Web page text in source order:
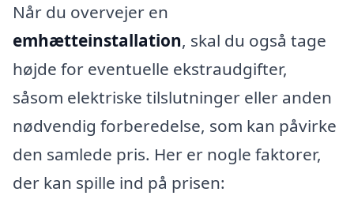
Når du overvejer en
emhætteinstallation, skal du også tage
højde for eventuelle ekstraudgifter,
såsom elektriske tilslutninger eller anden
nødvendig forberedelse, som kan påvirke
den samlede pris. Her er nogle faktorer,
der kan spille ind på prisen: